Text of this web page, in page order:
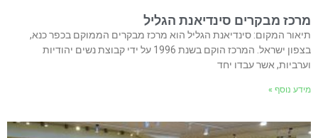
מרכז מבקרים סינדיאנת הגליל
תיאור המקום: סינדיאנת הגליל הוא מרכז מבקרים הממוקם בכפר כנא,
בצפון ישראל. המרכז הוקם בשנת 1996 על ידי קבוצת נשים יהודיות
וערביות, אשר עבדו יחד
מידע נוסף »